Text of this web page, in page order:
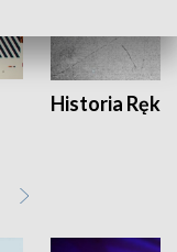
Historia Ręką